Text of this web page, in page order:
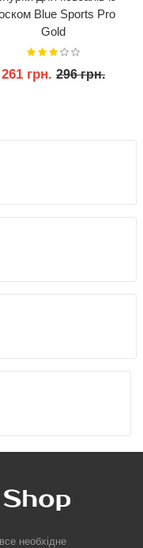
Blue Sports Pro
Gold
261 грн. 296 грн.
необхідне